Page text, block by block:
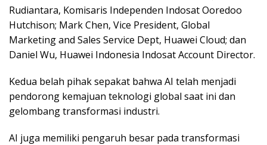
Rudiantara, Komisaris Independen Indosat Ooredoo
Hutchison; Mark Chen, Vice President, Global
Marketing and Sales Service Dept, Huawei Cloud; dan
Daniel Wu, Huawei Indonesia Indosat Account Director.
Kedua belah pihak sepakat bahwa AI telah menjadi
pendorong kemajuan teknologi global saat ini dan
gelombang transformasi industri.
AI juga memiliki pengaruh besar pada transformasi